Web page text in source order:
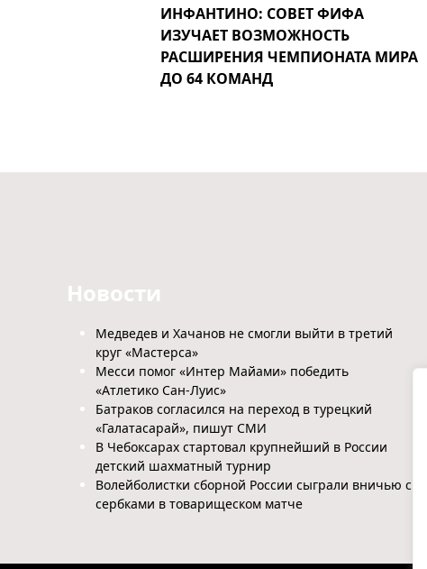
ИНФАНТИНО: СОВЕТ ФИФА
ИЗУЧАЕТ ВОЗМОЖНОСТЬ
РАСШИРЕНИЯ ЧЕМПИОНАТА МИРА
ДО 64 КОМАНД
Новости
Медведев и Хачанов не смогли выйти в третий
круг «Мастерса»
Месси помог «Интер Майами» победить
«Атлетико Сан-Луис»
Батраков согласился на переход в турецкий
«Галатасарай», пишут СМИ
В Чебоксарах стартовал крупнейший в России
детский шахматный турнир
Волейболистки сборной России сыграли вничью с
сербками в товарищеском матче